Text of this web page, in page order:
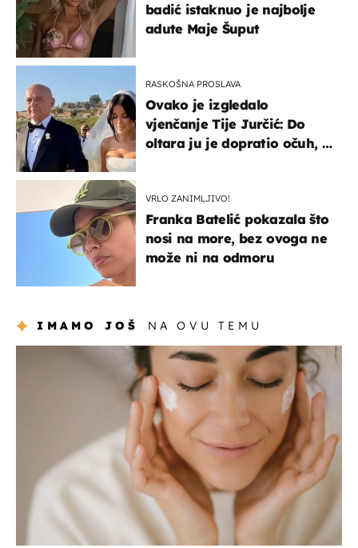
badić istaknuo je najbolje
adute Maje Šuput
RASKOŠNA PROSLAVA
Ovako je izgledalo
vjenčanje Tije Jurčić: Do
oltara ju je dopratio očuh, a
VRLO ZANIMLJIVO!
Franka Batelić pokazala što
nosi na more, bez ovoga ne
može ni na odmoru
IMAMO JOŠ NA OVU TEMU
moda & ljepota